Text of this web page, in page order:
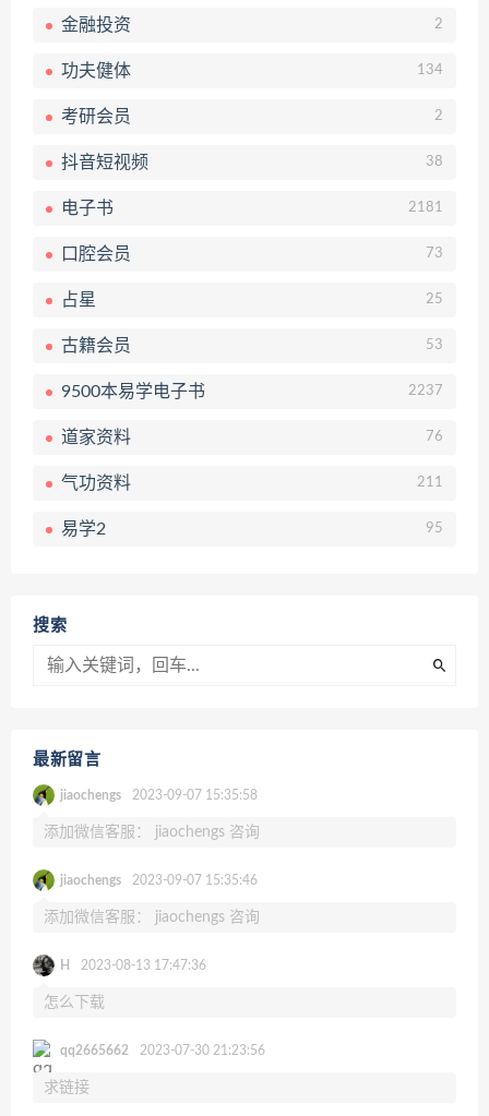
金融投资 2
功夫健体 134
考研会员 2
抖音短视频 38
电子书 2181
口腔会员 73
占星 25
古籍会员 53
9500本易学电子书 2237
道家资料 76
气功资料 211
易学2 95
搜索
最新留言
jiaochengs 2023-09-07 15:35:58
添加微信客服： jiaochengs 咨询
jiaochengs 2023-09-07 15:35:46
添加微信客服： jiaochengs 咨询
H 2023-08-13 17:47:36
怎么下载
qq2665662 2023-07-30 21:23:56
求链接